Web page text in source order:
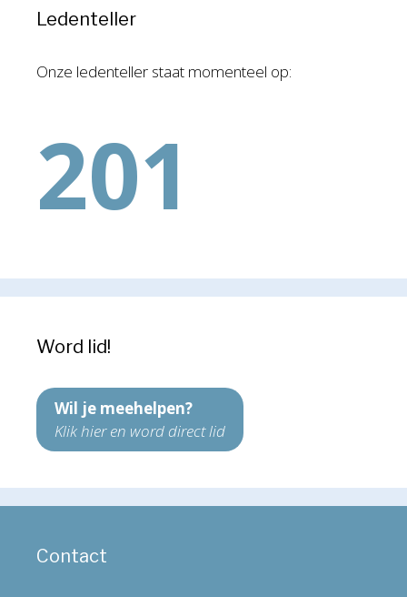
Ledenteller
Onze ledenteller staat momenteel op:
201
Word lid!
Wil je meehelpen?
Klik hier en word direct lid
Contact